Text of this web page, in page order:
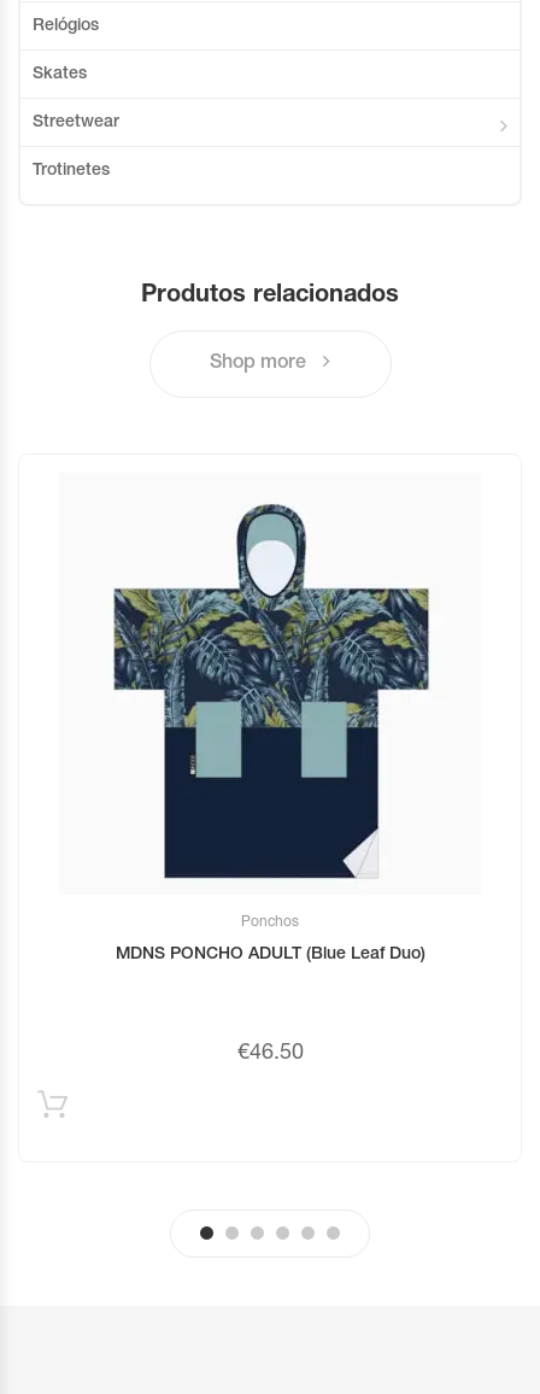
Relógios
Skates
Streetwear
Trotinetes
Produtos relacionados
Shop more
Ponchos
MDNS PONCHO ADULT (Blue Leaf Duo)
€46.50